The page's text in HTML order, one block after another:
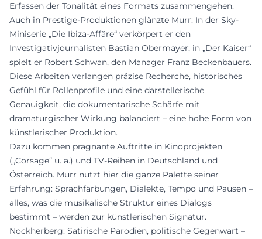
Erfassen der Tonalität eines Formats zusammengehen.
Auch in Prestige-Produktionen glänzte Murr: In der Sky-
Miniserie „Die Ibiza-Affäre“ verkörpert er den
Investigativjournalisten Bastian Obermayer; in „Der Kaiser“
spielt er Robert Schwan, den Manager Franz Beckenbauers.
Diese Arbeiten verlangen präzise Recherche, historisches
Gefühl für Rollenprofile und eine darstellerische
Genauigkeit, die dokumentarische Schärfe mit
dramaturgischer Wirkung balanciert – eine hohe Form von
künstlerischer Produktion.
Dazu kommen prägnante Auftritte in Kinoprojekten
(„Corsage“ u. a.) und TV-Reihen in Deutschland und
Österreich. Murr nutzt hier die ganze Palette seiner
Erfahrung: Sprachfärbungen, Dialekte, Tempo und Pausen –
alles, was die musikalische Struktur eines Dialogs
bestimmt – werden zur künstlerischen Signatur.
Nockherberg: Satirische Parodien, politische Gegenwart –